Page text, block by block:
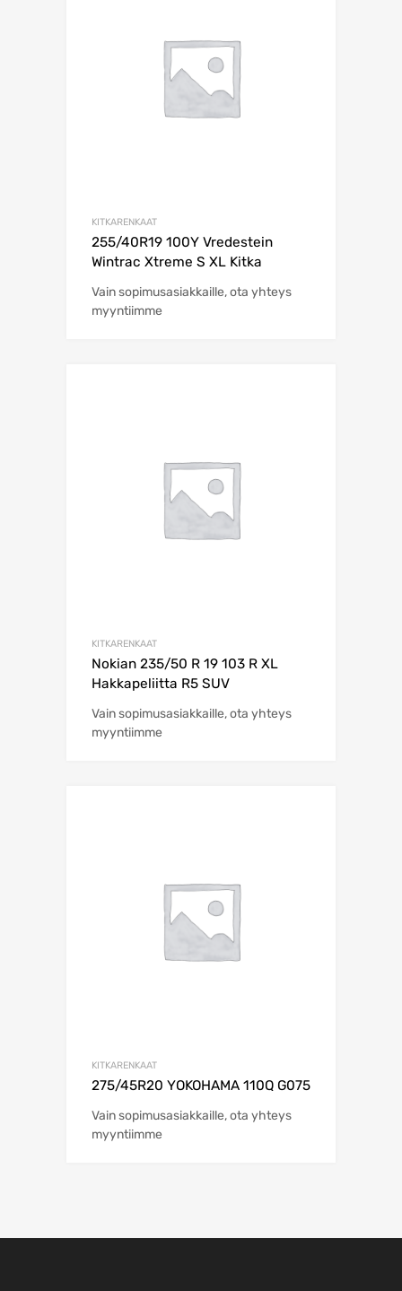
KITKARENKAAT
255/40R19 100Y Vredestein
Wintrac Xtreme S XL Kitka
Vain sopimusasiakkaille, ota yhteys
myyntiimme
KITKARENKAAT
Nokian 235/50 R 19 103 R XL
Hakkapeliitta R5 SUV
Vain sopimusasiakkaille, ota yhteys
myyntiimme
KITKARENKAAT
275/45R20 YOKOHAMA 110Q G075
Vain sopimusasiakkaille, ota yhteys
myyntiimme